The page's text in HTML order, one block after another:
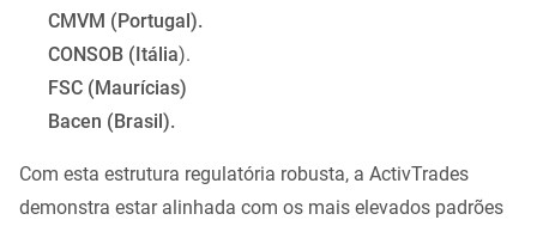
CMVM (Portugal).
CONSOB (Itália).
FSC (Maurícias)
Bacen (Brasil).
Com esta estrutura regulatória robusta, a ActivTrades
demonstra estar alinhada com os mais elevados padrões